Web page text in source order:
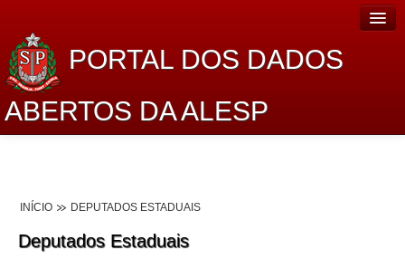
PORTAL DOS DADOS
ABERTOS DA ALESP
Lei de Acesso à Informação
INÍCIO DEPUTADOS ESTADUAIS
Deputados Estaduais